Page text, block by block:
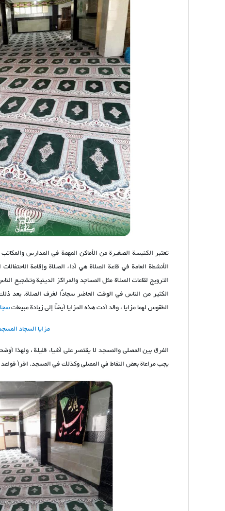
تعتبر الكنيسة الصغيرة من الأماكن المهمة في المدارس والمكاتب
الأنشطة العامة في قاعة الصلاة هي أداء الصلاة وإقامة
الترويج لقاعات الصلاة مثل المساجد والمراكز الدينية وتشجيع
الكثير من الناس في الوقت الحاضر سجادًا لغرف الصلاة. بعد
الطقوس لهما مزايا ، وقد أدت هذه المزايا أيضًا إلى زيادة مبيعات
مزايا السجاد
الفرق بين المصلى والمسجد لا يقتصر على أشياء قليلة ، ولهذا
يجب مراعاة بعض النقاط في المصلى وكذلك في المسجد. اقرأ قواعد